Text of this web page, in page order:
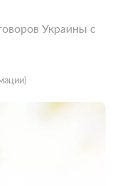
Украины с